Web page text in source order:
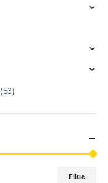
(53)
Filtra